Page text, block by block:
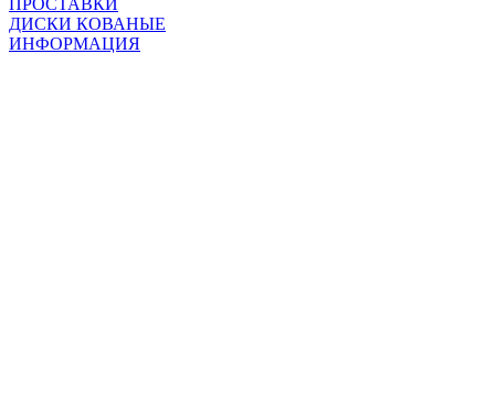
ПРОСТАВКИ
ДИСКИ КОВАНЫЕ
ИНФОРМАЦИЯ